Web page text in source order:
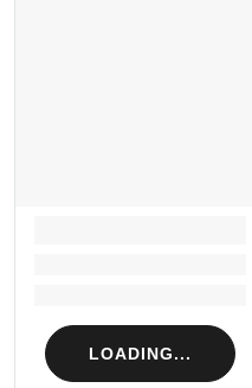
LOADING...